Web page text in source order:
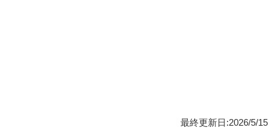
最終更新日:2026/5/15